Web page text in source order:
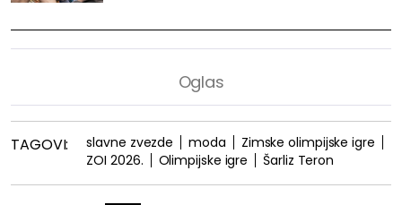
TAGOVI: slavne zvezde moda
Zimske olimpijske igre
ZOI 2026.
Olimpijske igre Šarliz Teron